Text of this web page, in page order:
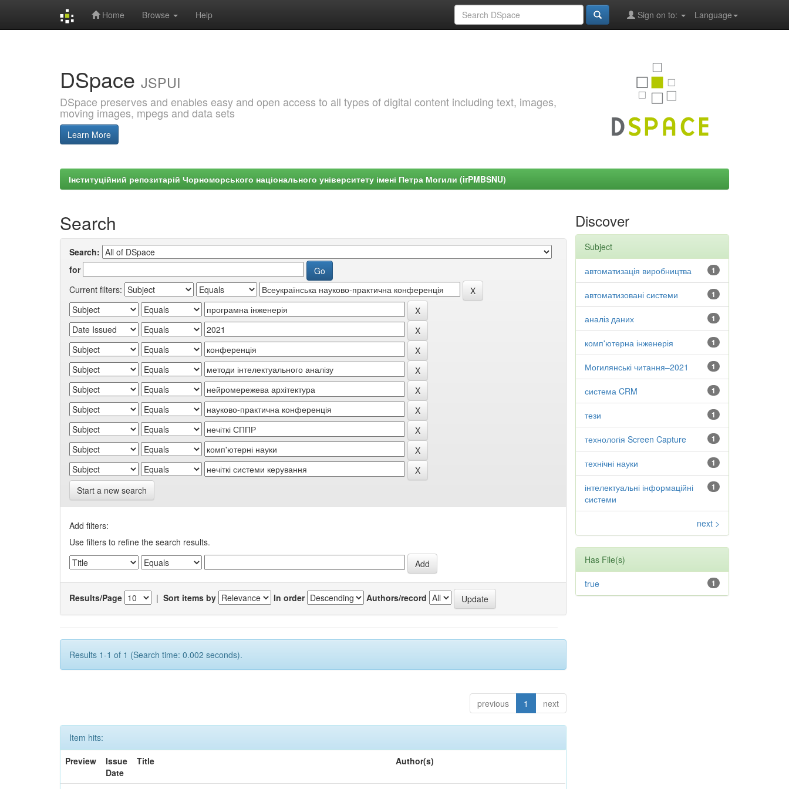
Home Browse Help Language
Sign on to:
DSpace JSPUI
DSpace preserves and enables easy and open access to all types of digital content including text, images,
moving images, mpegs and data sets
Learn More
Інституційний репозитарій Чорноморського національного університету імені Петра Могили (irPMBSNU)
Search
Search:
for
Current filters:
Start a new search
Add filters:
Use filters to refine the search results.
Results/Page | Sort items by In order Authors/record
Results 1-1 of 1 (Search time: 0.002 seconds).
previous 1 next
Item hits:
Preview
Issue
Date
Title Author(s)
Discover
Subject
1
автоматизація виробництва
1
автоматизовані системи
1
аналіз даних
1
комп'ютерна інженерія
1
Могилянські читання–2021
1
система CRM
1
тези
1
технологія Screen Capture
1
технічні науки
1
інтелектуальні інформаційні
системи
next >
Has File(s)
1
true